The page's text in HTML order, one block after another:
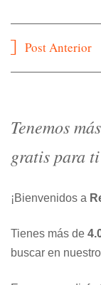
Navegación
Post Anterior
Tenemos
gratis para
¡Bienvenidos a
Tienes más de
buscar en